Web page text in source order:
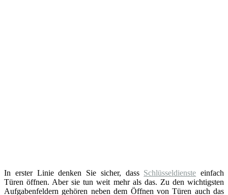
In erster Linie denken Sie sicher, dass Schlüsseldienste einfach
Türen öffnen. Aber sie tun weit mehr als das. Zu den wichtigsten
Aufgabenfeldern gehören neben dem Öffnen von Türen auch das